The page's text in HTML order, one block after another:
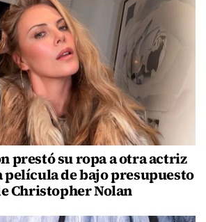
prestó su ropa a otra actriz
película de bajo presupuesto
Christopher Nolan